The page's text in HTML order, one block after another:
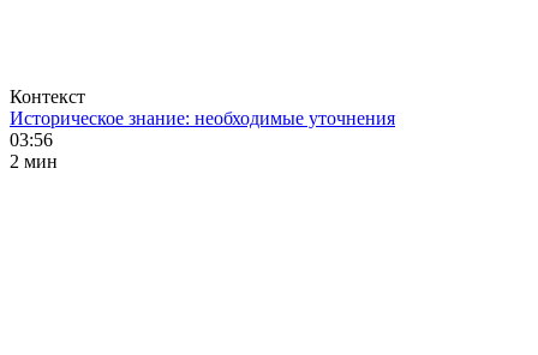
Контекст
Историческое знание: необходимые уточнения
03:56
2 мин